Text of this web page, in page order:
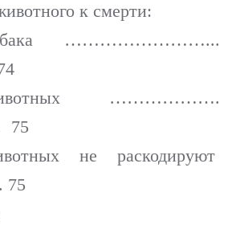
к смерти:
……………………...
……………….
75
не раскодируют